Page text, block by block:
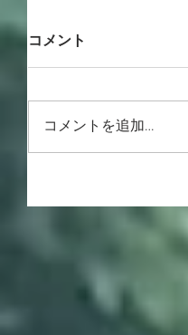
コメント
コメントを追加…